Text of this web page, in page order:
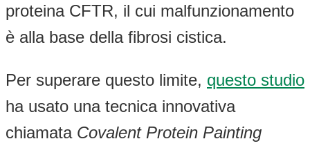
proteina CFTR, il cui malfunzionamento
è alla base della fibrosi cistica.
Per superare questo limite, questo studio
ha usato una tecnica innovativa
chiamata Covalent Protein Painting